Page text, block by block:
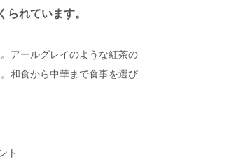
れています。
アールグレイのような紅茶の
和食から中華まで食事を選び
ト